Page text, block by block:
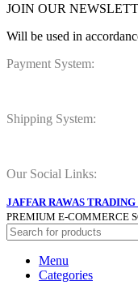
JOIN OUR
Will be used in
Payment System:
Shipping System:
Our Social Links:
JAFFAR RAWAS TRADING
PREMIUM E-COMMERCE
Menu
Categories